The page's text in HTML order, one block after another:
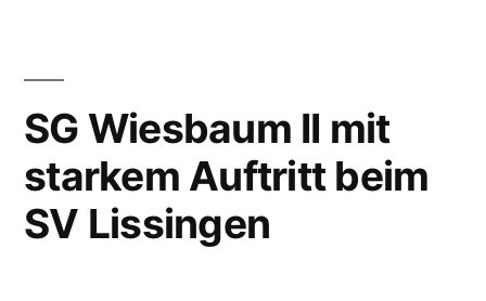
Uersfeld
–
in
einer
SG Wiesbaum II mit
starkem Auftritt beim
SV Lissingen